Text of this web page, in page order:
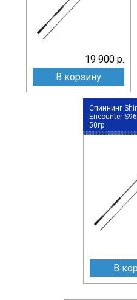
19 900 р.
В корзину
Спиннинг
Encounter
50гр
В